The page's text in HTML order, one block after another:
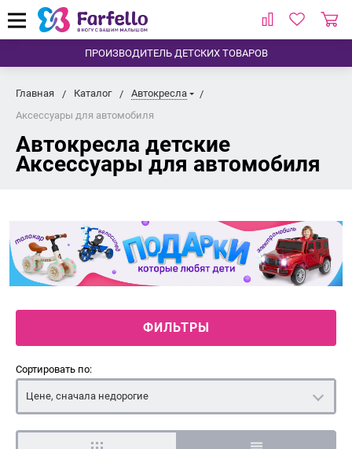
ПРОИЗВОДИТЕЛЬ ДЕТСКИХ ТОВАРОВ
Главная Каталог
Автокресла
Аксессуары для автомобиля
Автокресла детские
Аксессуары для автомобиля
ФИЛЬТРЫ
Сортировать по:
Цене, сначала недорогие